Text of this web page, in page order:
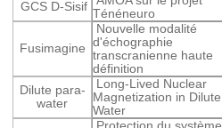
GCS D-Sisif Ténéneuro
Fusimagine
Nouvelle modalité
d'échographie
transcranienne haute
définition
Dilute para-
water
Long-Lived Nuclear
Magnetization in Dilute
Water
Protection du système